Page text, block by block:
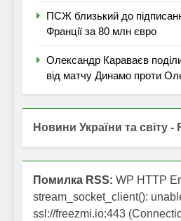
ПСЖ близький до
Франції за 80 млн євро
Олександр Караваєв
від матчу Динамо проти
Новини України та світу -
Помилка RSS: WP HTTP
stream_socket_client():
ssl://freezmi.io:443